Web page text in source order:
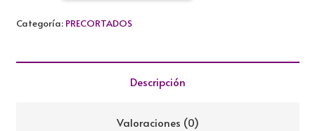
50X55CM
Categoría: PRECORTADOS
Descripción
Valoraciones (0)